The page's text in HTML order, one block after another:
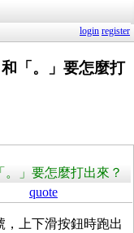
login register
「。」要怎麼打
」要怎麼打出來？
quote
上下滑按鈕時跑出